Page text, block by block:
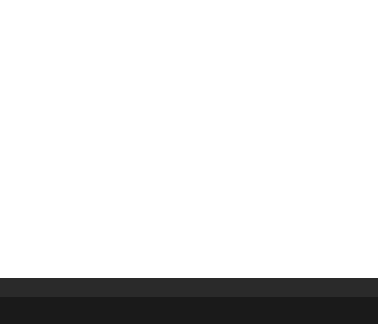
高檔的混紡面料。您可以根